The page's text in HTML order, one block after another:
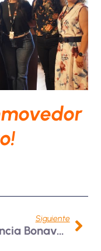
Siguiente
Presencia Bonaventuriana En Encuentro Estratégico Del Silver Summit 2025